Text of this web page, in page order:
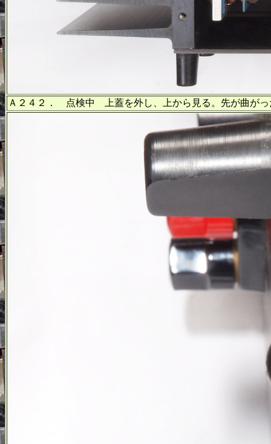
Ａ２４２． 点検中 上蓋を外し、上から見る。先が曲がっ